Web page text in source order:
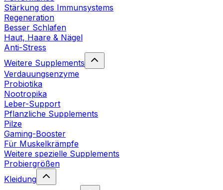
Stärkung des Immunsystems
Regeneration
Besser Schlafen
Haut, Haare & Nägel
Anti-Stress
Weitere Supplements
Verdauungsenzyme
Probiotika
Nootropika
Leber-Support
Pflanzliche Supplements
Pilze
Gaming-Booster
Für Muskelkrämpfe
Weitere spezielle Supplements
Probiergrößen
Kleidung